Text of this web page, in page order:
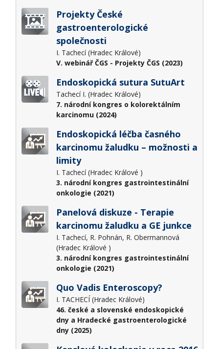
Projekty České
gastroenterologické
společnosti
I. Tachecí (Hradec Králové)
V. webinář ČGS - Projekty ČGS (2023)
Endoskopická sutura SutuArt
Tachecí I. (Hradec Králové)
7. národní kongres o kolorektálním
karcinomu (2024)
Endoskopická léčba časného
karcinomu žaludku – možnosti a
limity
I. Tachecí (Hradec Králové )
3. národní kongres gastrointestinální
onkologie (2021)
Panelová diskuze - Terapie
karcinomu žaludku a GE junkce
I. Tachecí, R. Pohnán, R. Obermannová
(Hradec Králové )
3. národní kongres gastrointestinální
onkologie (2021)
Quo Vadis Enteroscopy?
I. TACHECÍ (Hradec Králové)
46. české a slovenské endoskopické
dny a Hradecké gastroenterologické
dny (2025)